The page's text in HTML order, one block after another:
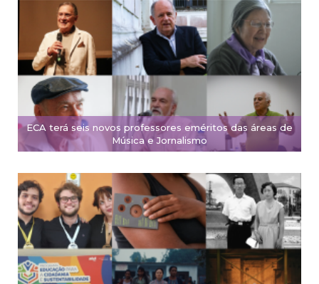
ECA terá seis novos professores eméritos das áreas de
Música e Jornalismo